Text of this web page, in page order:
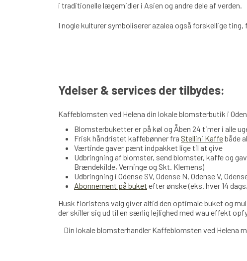
i traditionelle lægemidler i Asien og andre dele af verden.
I nogle kulturer symboliserer azalea også forskellige
Ydelser & services der tilbydes:
Kaffeblomsten ved Helena din lokale blomsterbutik i
Blomsterbuketter er på køl og Åben 24 timer i alle
Frisk håndristet kaffebønner fra Stellini Kaffebåde
Værtinde gaver pænt indpakket lige til at give
Udbringning af blomster, send blomster, kaffe og
Brændekilde, Verninge og Skt. Klemens)
Udbringning i Odense SV, Odense N, Odense V,
Abonnement på buket efter ønske (eks. hver 14
Husk floristens valg giver altid den optimale buket og
der skiller sig ud til en særlig lejlighed med wau effekt
Din lokale blomsterhandler Kaffeblomsten ved Helena